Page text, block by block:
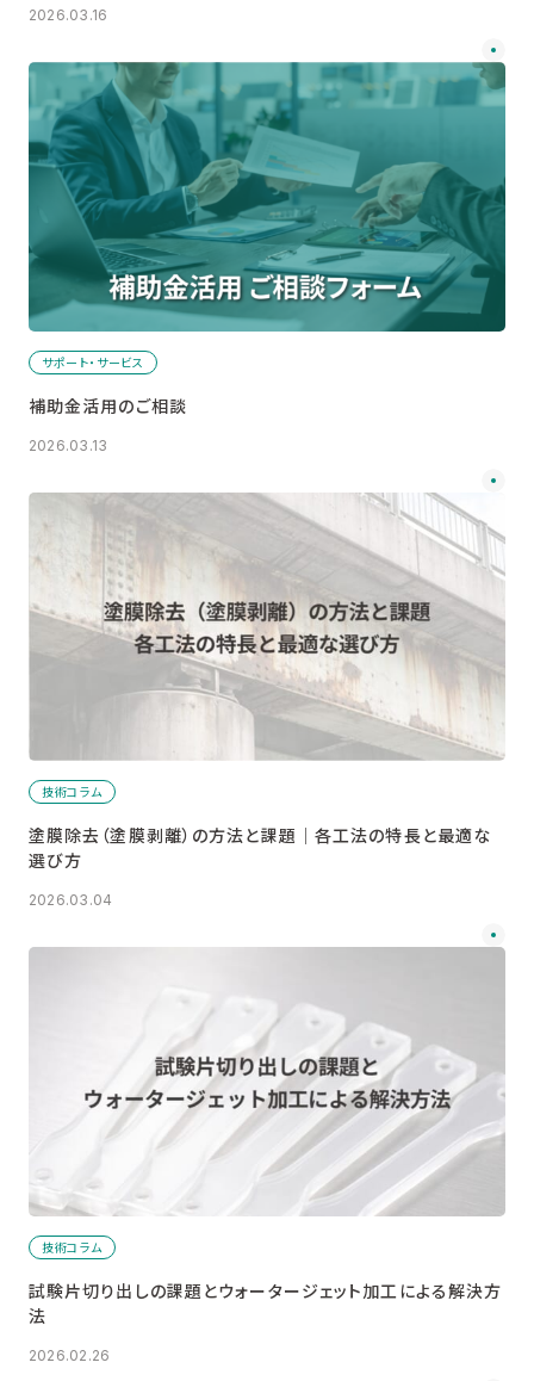
2026.03.16
サポート・サービス
補助金活用のご相談
2026.03.13
技術コラム
塗膜除去（塗膜剥離）の方法と課題│各工法の特長と最適な
選び方
2026.03.04
技術コラム
試験片切り出しの課題とウォータージェット加工による解決方
法
2026.02.26